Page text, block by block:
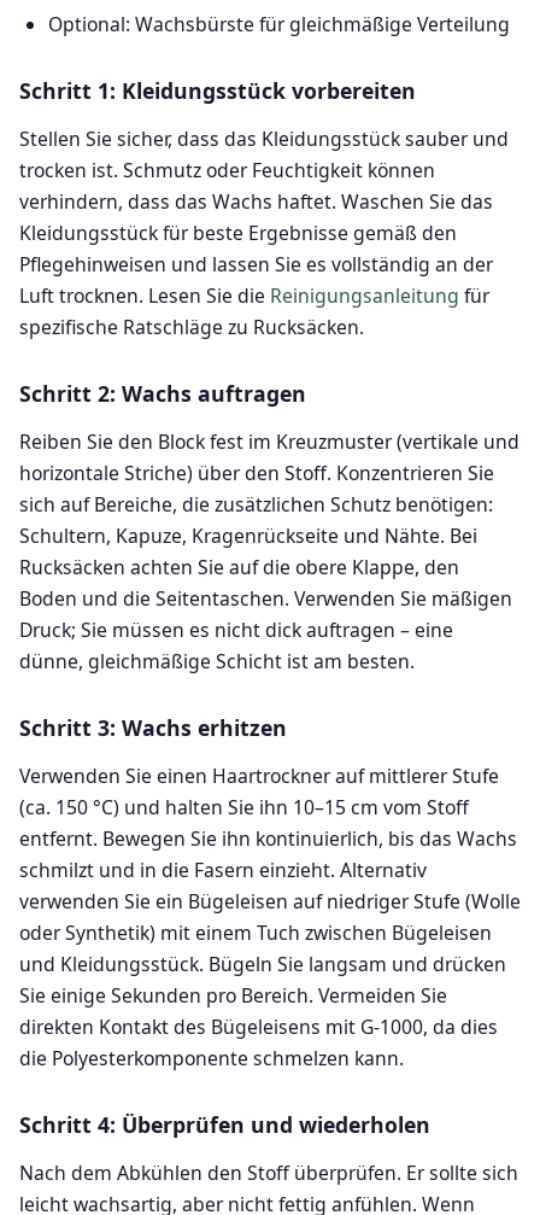
Optional: Wachsbürste für gleichmäßige Verteilung
Schritt 1: Kleidungsstück vorbereiten
Stellen Sie sicher, dass das Kleidungsstück sauber und
trocken ist. Schmutz oder Feuchtigkeit können
verhindern, dass das Wachs haftet. Waschen Sie das
Kleidungsstück für beste Ergebnisse gemäß den
Pflegehinweisen und lassen Sie es vollständig an der
Luft trocknen. Lesen Sie die Reinigungsanleitung für
spezifische Ratschläge zu Rucksäcken.
Schritt 2: Wachs auftragen
Reiben Sie den Block fest im Kreuzmuster (vertikale und
horizontale Striche) über den Stoff. Konzentrieren Sie
sich auf Bereiche, die zusätzlichen Schutz benötigen:
Schultern, Kapuze, Kragenrückseite und Nähte. Bei
Rucksäcken achten Sie auf die obere Klappe, den
Boden und die Seitentaschen. Verwenden Sie mäßigen
Druck; Sie müssen es nicht dick auftragen – eine
dünne, gleichmäßige Schicht ist am besten.
Schritt 3: Wachs erhitzen
Verwenden Sie einen Haartrockner auf mittlerer Stufe
(ca. 150 °C) und halten Sie ihn 10–15 cm vom Stoff
entfernt. Bewegen Sie ihn kontinuierlich, bis das Wachs
schmilzt und in die Fasern einzieht. Alternativ
verwenden Sie ein Bügeleisen auf niedriger Stufe (Wolle
oder Synthetik) mit einem Tuch zwischen Bügeleisen
und Kleidungsstück. Bügeln Sie langsam und drücken
Sie einige Sekunden pro Bereich. Vermeiden Sie
direkten Kontakt des Bügeleisens mit G-1000, da dies
die Polyesterkomponente schmelzen kann.
Schritt 4: Überprüfen und wiederholen
Nach dem Abkühlen den Stoff überprüfen. Er sollte sich
leicht wachsartig, aber nicht fettig anfühlen. Wenn